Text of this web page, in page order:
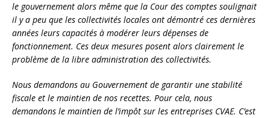
le gouvernement alors même que la Cour des comptes soulignait
il y a peu que les collectivités locales ont démontré ces dernières
années leurs capacités à modérer leurs dépenses de
fonctionnement. Ces deux mesures posent alors clairement le
problème de la libre administration des collectivités.
Nous demandons au Gouvernement de garantir une stabilité
fiscale et le maintien de nos recettes. Pour cela, nous
demandons le maintien de l’impôt sur les entreprises CVAE. C’est